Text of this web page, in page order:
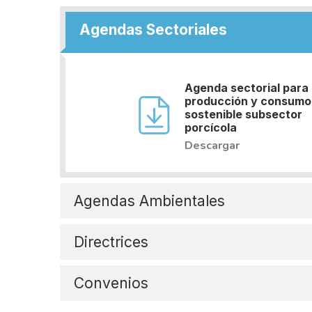
Agendas Sectoriales
Agenda sectorial para
producción y consumo
sostenible subsector
porcícola
Descargar
Agendas Ambientales
Directrices
Convenios